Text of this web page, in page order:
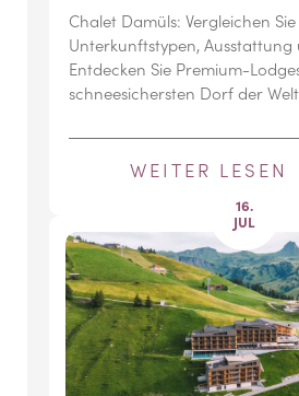
Chalet Damüls: Vergleichen Sie
Unterkunftstypen, Ausstattung
Entdecken Sie Premium-
schneesichersten Dorf der
WEITER LESEN
16.
JUL